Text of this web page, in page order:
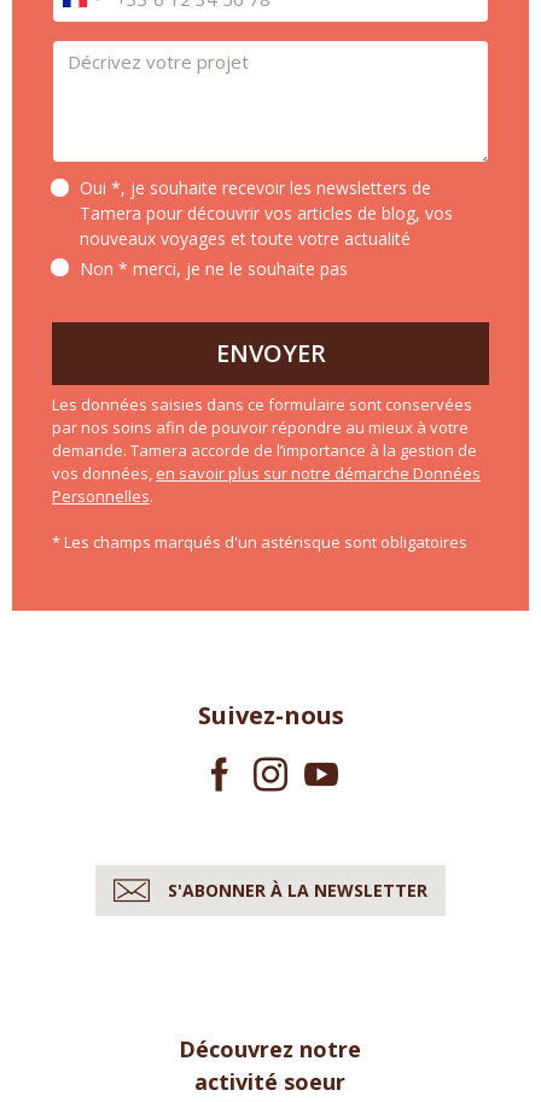
Message *
Oui *, je souhaite recevoir les newsletters de
Tamera pour découvrir vos articles de blog, vos
nouveaux voyages et toute votre actualité
Non * merci, je ne le souhaite pas
ENVOYER
Les données saisies dans ce formulaire sont conservées
par nos soins afin de pouvoir répondre au mieux à votre
demande. Tamera accorde de l’importance à la gestion de
vos données, en savoir plus sur notre démarche Données
Personnelles.
* Les champs marqués d'un astérisque sont obligatoires
Suivez-nous
S'ABONNER À LA NEWSLETTER
Découvrez notre
activité soeur